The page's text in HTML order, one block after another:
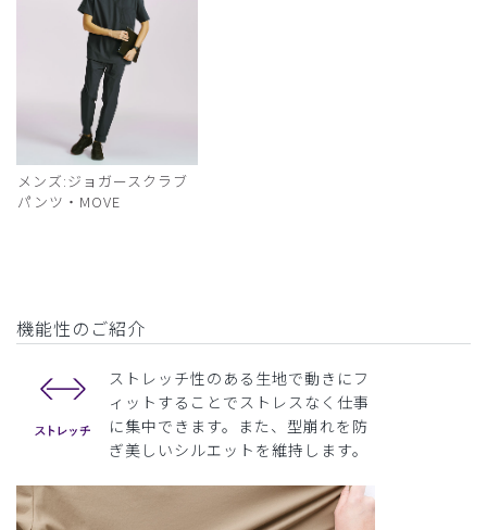
メンズ:ジョガースクラブ
パンツ・MOVE
機能性のご紹介
ストレッチ性のある生地で動きにフ
ィットすることでストレスなく仕事
に集中できます。また、型崩れを防
ぎ美しいシルエットを維持します。